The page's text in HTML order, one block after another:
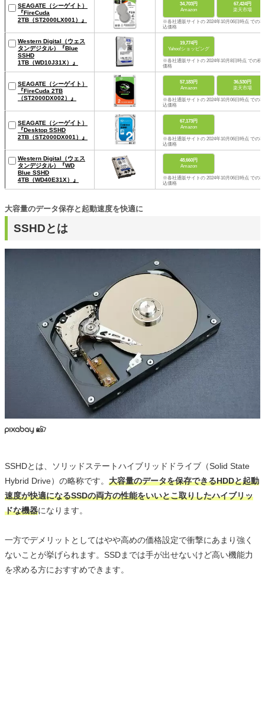
SEAGATE（シーゲイト）
『FireCuda
2TB（ST2000LX001）』
34,703円
Amazon
67,424円
楽天市場
※各社通販サイトの 2024年10月06日時点 での税
込価格
Western Digital（ウェス
タンデジタル）『Blue
SSHD
1TB（WD10J31X）』
19,774円
Yahoo!ショッピング
※各社通販サイトの 2024年10月8日時点 での税
価格
SEAGATE（シーゲイト）
『FireCuda 2TB
（ST2000DX002）』
57,183円
Amazon
36,530円
楽天市場
※各社通販サイトの 2024年10月06日時点 での税
込価格
SEAGATE（シーゲイト）
『Desktop SSHD
2TB（ST2000DX001）』
67,173円
Amazon
※各社通販サイトの 2024年10月06日時点 での税
込価格
Western Digital（ウェス
タンデジタル）『WD
Blue SSHD
4TB（WD40E31X）』
48,660円
Amazon
※各社通販サイトの 2024年10月06日時点 での税
込価格
SSHDとは
大容量のデータ保存と起動速度を快適に
SSHDとは、ソリッドステートハイブリッドドライブ（Solid State
Hybrid Drive）の略称です。 大容量のデータを保存できるHDDと起動
速度が快適になるSSDの両方の性能をいいとこ取りしたハイブリッ
ドな機器になります。
一方でデメリットとしてはやや高めの価格設定で衝撃にあまり強く
ないことが挙げられます。SSDまでは手が出せないけど高い機能力
を求める方におすすめできます。